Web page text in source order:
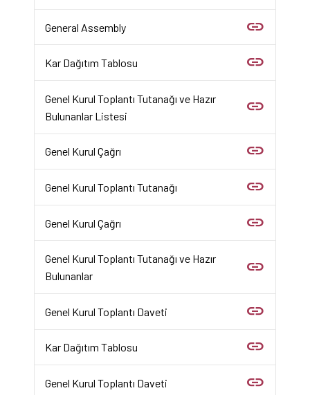
General Assembly link
Kar Dağıtım Tablosu link
Genel Kurul Toplantı Tutanağı ve Hazır
Bulunanlar Listesi
link
Genel Kurul Çağrı link
Genel Kurul Toplantı Tutanağı link
Genel Kurul Çağrı link
Genel Kurul Toplantı Tutanağı ve Hazır
Bulunanlar
link
Genel Kurul Toplantı Daveti link
Kar Dağıtım Tablosu link
Genel Kurul Toplantı Daveti link